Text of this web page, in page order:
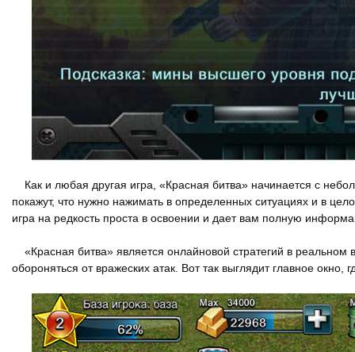
Как и любая другая игра, «Красная битва» начинается с
покажут, что нужно нажимать в определенных ситуациях и в
игра на редкость проста в освоении и дает вам полную
«Красная битва» является онлайновой стратегий в реальном
обороняться от вражеских атак. Вот так выглядит главное